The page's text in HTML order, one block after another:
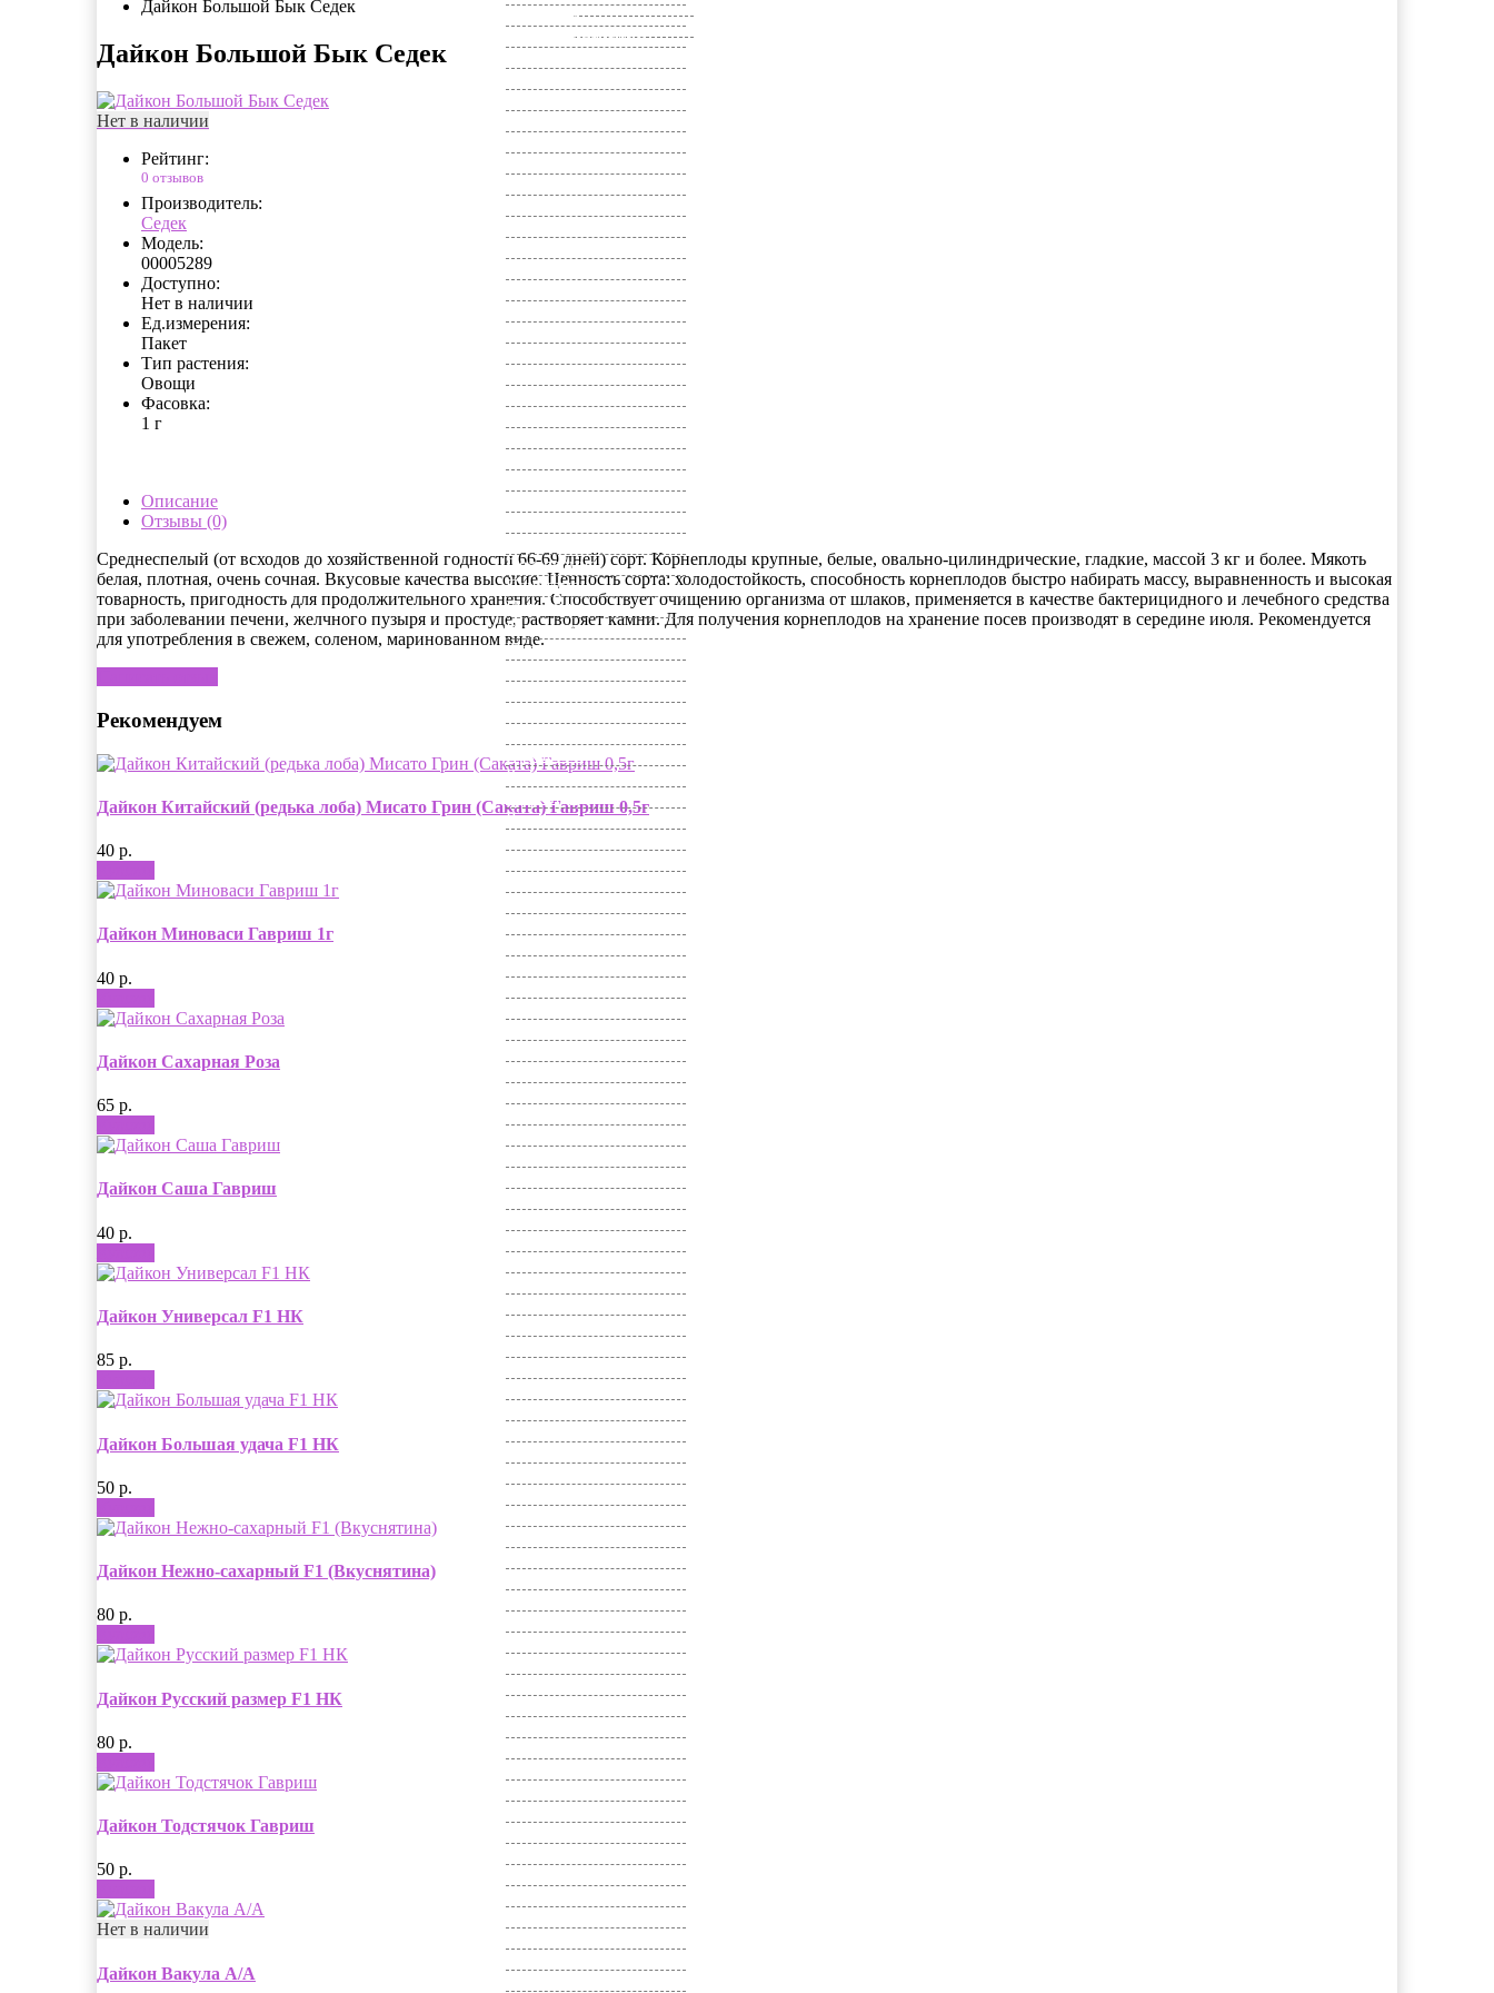
Шпинат
Щавель
Эстрагон
Маттиола
Мезембриантемум
Пеларгония
Пенстемон
Петуния
Пиретрум
Платикодон
Прунелла
Ранункулюс
Ратибида
Резеда
Дайкон Большой Бык Седек
Дайкон Большой Бык Седек
Нет в наличии
Рейтинг:
0 отзывов
Производитель:
Седек
Модель:
00005289
Доступно:
Нет в наличии
Ед.измерения:
Пакет
Тип растения:
Овощи
Фасовка:
1 г
Описание
Отзывы (0)
Среднеспелый (от всходов до хозяйственной годности 66-69 дней) сорт. Корнеплоды крупные, белые, овально-цилиндрические, гладкие, массой 3 кг и более. Мякоть
белая, плотная, очень сочная. Вкусовые качества высокие. Ценность сорта: холодостойкость, способность корнеплодов быстро набирать массу, выравненность и высокая
товарность, пригодность для продолжительного хранения. Способствует очищению организма от шлаков, применяется в качестве бактерицидного и лечебного средства
при заболевании печени, желчного пузыря и простуде, растворяет камни. Для получения корнеплодов на хранение посев производят в середине июля. Рекомендуется
для употребления в свежем, соленом, маринованном виде.
Рекомендуем
Дайкон Китайский (редька лоба) Мисато Грин (Саката) Гавриш 0,5г
40 р.
Дайкон Миноваси Гавриш 1г
40 р.
Дайкон Сахарная Роза
65 р.
Дайкон Саша Гавриш
40 р.
Дайкон Универсал F1 НК
85 р.
Дайкон Большая удача F1 НК
50 р.
Дайкон Нежно-сахарный F1 (Вкуснятина)
80 р.
Дайкон Русский размер F1 НК
80 р.
Дайкон Тодстячок Гавриш
50 р.
Нет в наличии
Дайкон Вакула А/А